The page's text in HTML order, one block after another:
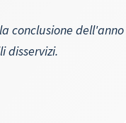
conclusione dell'anno
disservizi.